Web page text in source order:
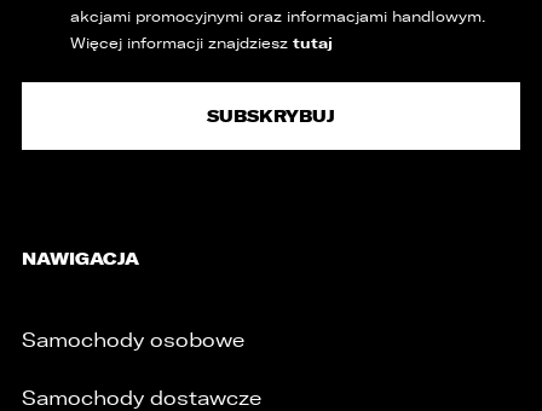
akcjami promocyjnymi oraz informacjami handlowym.
Więcej informacji znajdziesz tutaj
NAWIGACJA
Samochody osobowe
Samochody dostawcze